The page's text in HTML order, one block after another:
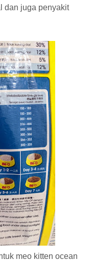
dan juga penyakit
meo kitten ocean